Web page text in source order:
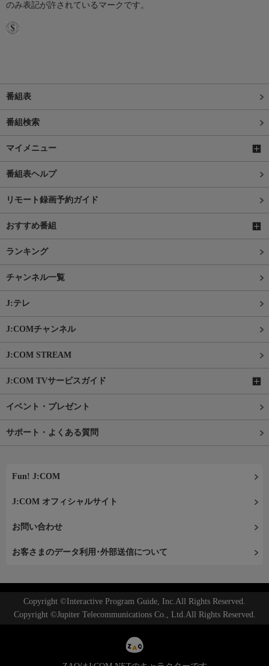
のみ表記が許されているマークです。
番組表
番組検索
マイメニュー
番組表ヘルプ
リモート録画予約ガイド
おすすめ番組
ランキング
チャンネル一覧
J:テレ
J:COMチャンネル
J:COM STREAM
J:COM TVサービスガイド
イベント・プレゼント
サポート・よくある質問
Fun! J:COM
J:COM オフィシャルサイト
お問い合わせ
お客さまのデータ利用･外部送信について
Copyright ©Interactive Program Guide, Inc.All Rights Reserved.
Copyright ©Jupiter Telecommunications Co., Ltd.All Rights Reserved.